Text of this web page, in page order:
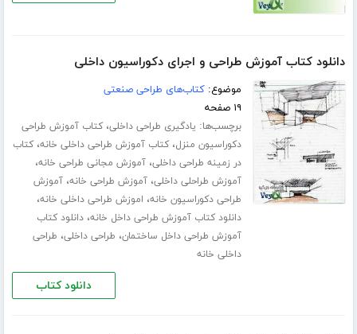
دانلود کتاب آموزش طراحی و اجرای دکوراسیون داخلی
موضوع:کتاب‌های طراحی صنعتی
۱۹ صفحه
برچسب‌ها: یادگیری طراحی داخلی،کتاب آموزش طراحی
دکوراسیون منزل،کتاب آموزش طراحی داخلی خانه،کتاب
در زمینه طراحی داخلی،آموزش مجانی طراحی خانه،
آموزش طراحلی داخلی،آموزش طراحی خانه،آموزش
طراحی دکوراسیون خانه، اموزش طراحی داخلی خانه،
دانلود کتاب آموزش طراحی داخل خانه،دانلود کتاب
آموزش طراحی داخل ساختمان، طراحی داخلی، طراحی
داخلی خانه
دانلود کتاب